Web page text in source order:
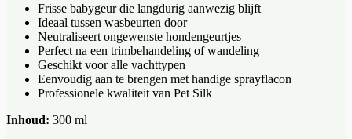
Frisse babygeur die langdurig aanwezig blijft
Ideaal tussen wasbeurten door
Neutraliseert ongewenste hondengeurtjes
Perfect na een trimbehandeling of wandeling
Geschikt voor alle vachttypen
Eenvoudig aan te brengen met handige sprayflacon
Professionele kwaliteit van Pet Silk
Inhoud: 300 ml